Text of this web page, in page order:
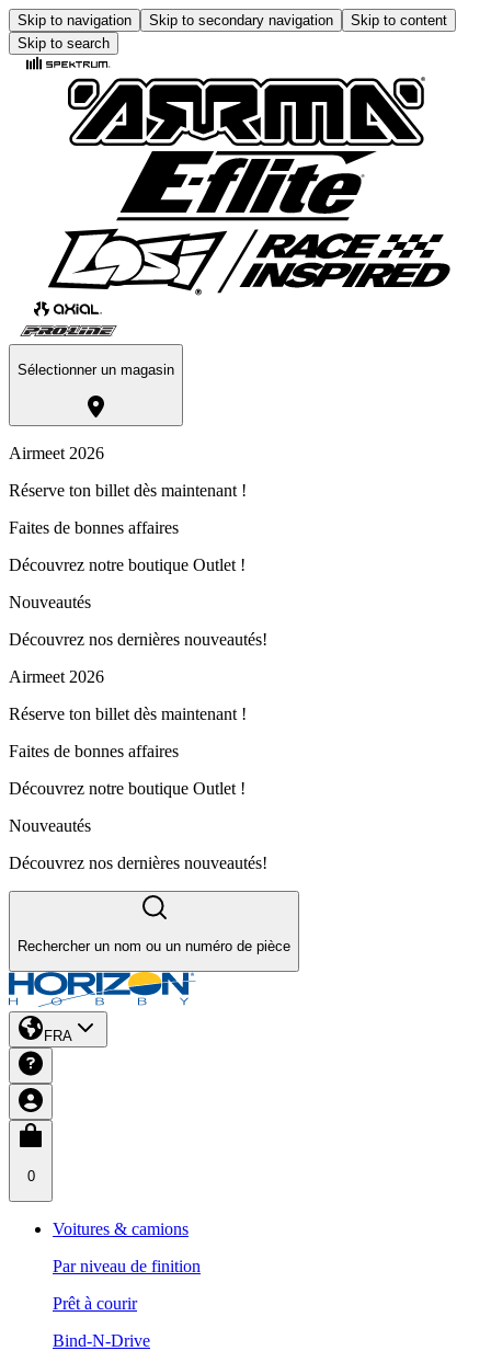
Skip to navigation Skip to secondary navigation
Skip to content
Skip to search
Sélectionner un magasin
Airmeet 2026
Réserve ton billet dès maintenant !
Faites de bonnes affaires
Découvrez notre boutique Outlet !
Nouveautés
Découvrez nos dernières nouveautés!
Airmeet 2026
Réserve ton billet dès maintenant !
Faites de bonnes affaires
Découvrez notre boutique Outlet !
Nouveautés
Découvrez nos dernières nouveautés!
Rechercher un nom ou un numéro de pièce
FRA
0
Voitures & camions
Par niveau de finition
Prêt à courir
Bind-N-Drive